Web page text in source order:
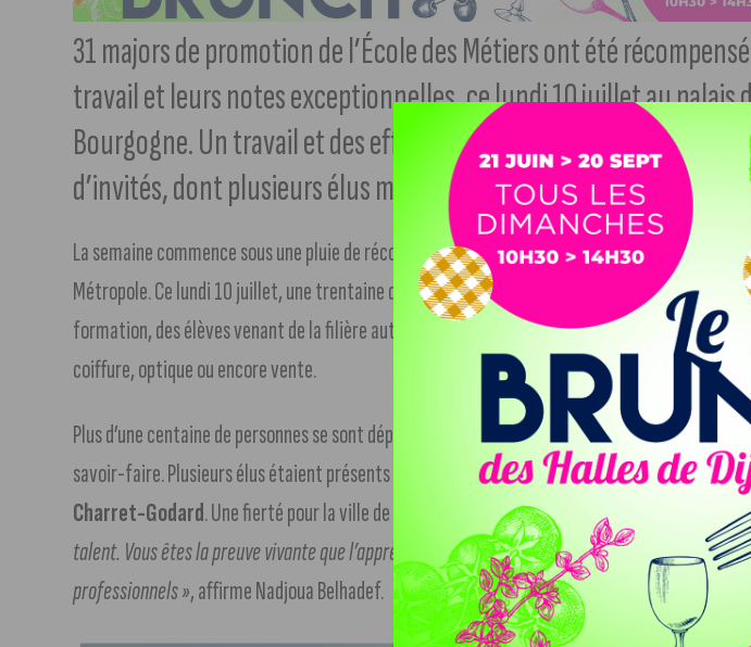
31 majors de promotion de l’École des Métiers ont été
travail et leurs notes exceptionnelles, ce lundi 10 juillet au palais
Bourgogne. Un travail et des efforts reconnus et applaudis par
d’invités, dont plusieurs élus municipaux.
La semaine commence sous une pluie de récompenses pour les majors de promotions de
Métropole. Ce lundi 10 juillet, une trentaine d’élèves ont reçu un prix pour leur travail
formation, des élèves venant de la filière automobile, fleuristerie, hôtellerie-restauration,
coiffure, optique ou encore vente.
Plus d’une centaine de personnes se sont déplacées pour applaudir le parcours et l’excellence
savoir-faire. Plusieurs élus étaient présents à l’instar deNadjoua Belhadef,Jean-Paul
Charret-Godard. Une fierté pour la ville de Dijon. «
Vos diplômes sont aussi le reflet de
talent. Vous êtes la preuve vivante que l’apprentissage est une voie prometteuse et une
professionnels », affirme Nadjoua Belhadef.